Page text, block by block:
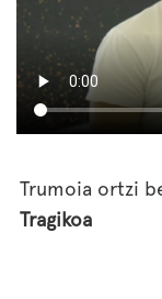
Trumoia ortzi
Tragikoa